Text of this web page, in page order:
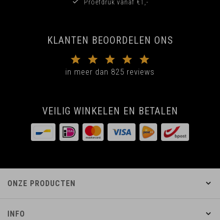
Proefdruk vanaf €1,-
KLANTEN BEOORDELEN ONS
in meer dan 825 reviews
VEILIG WINKELEN EN BETALEN
ONZE PRODUCTEN
INFO